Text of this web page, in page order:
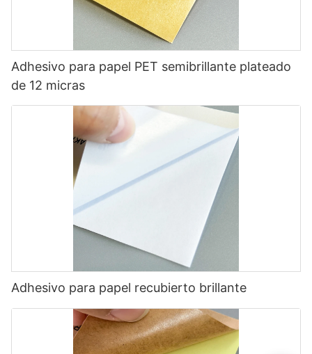
Adhesivo para papel PET semibrillante plateado
de 12 micras
Adhesivo para papel recubierto brillante